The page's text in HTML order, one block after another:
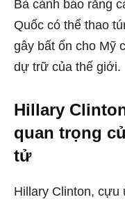
Bà cảnh báo rằng
Quốc có thể thao
gây bất ổn cho Mỹ
dự trữ của thế giới.
Hillary
quan trọng
tử
Hillary Clinton, cựu